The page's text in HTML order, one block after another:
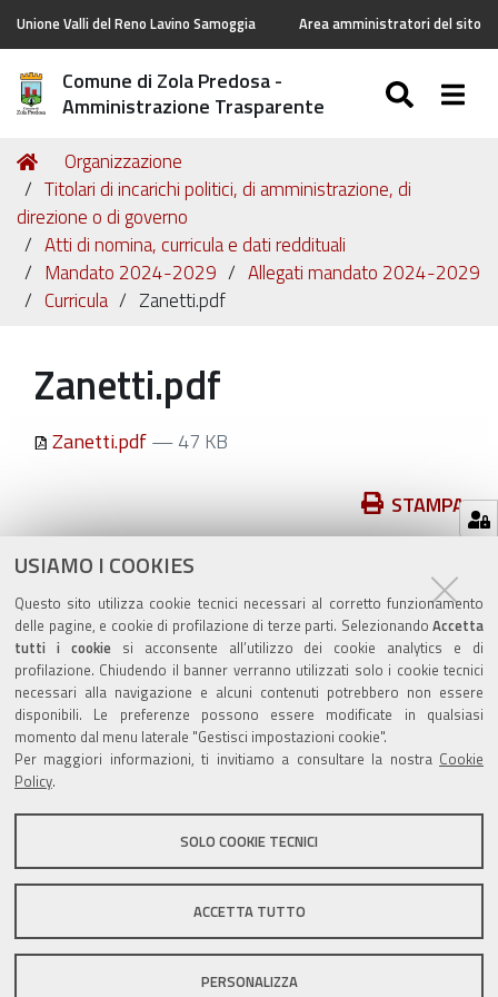
USIAMO I COOKIES
Questo sito utilizza cookie tecnici necessari al corretto funzionamento
delle pagine, e cookie di profilazione di terze parti. Selezionando Accetta
tutti i cookiesi acconsente all’utilizzo dei cookie analytics e di
profilazione. Chiudendo il banner verranno utilizzati solo i cookie tecnici
necessari alla navigazione e alcuni contenuti potrebbero non essere
disponibili. Le preferenze possono essere modificate in qualsiasi
momento dal menu laterale "Gestisci impostazioni cookie".
Per maggiori informazioni, ti invitiamo a consultare la nostra Cookie
Policy.
SOLO COOKIE TECNICI
ACCETTA TUTTO
PERSONALIZZA
Unione Valli del Reno Lavino Samoggia Area amministratori del sito
Comune di Zola Predosa -
Amministrazione Trasparente
Tu
sei
qui:
Home
Organizzazione
Titolari di incarichi politici, di amministrazione, di
direzione o di governo
Atti di nomina, curricula e dati reddituali
Mandato 2024-2029
Allegati mandato 2024-2029
Curricula
Zanetti.pdf
Zanetti.pdf
Zanetti.pdf— 47 KB
sul
documento
STAMPA
ultima modifica
Valuta questo sito
Sito istituzionale Comune di Zola Predosa
Privacy policy|DPO|Accessibilità